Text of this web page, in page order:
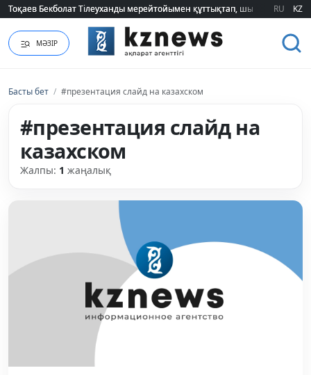
Тоқаев Бекболат Тілеуханды мерейтойымен құттықтап, шығармашылық
Тоқаев Бекболат Тілеуханды мерейтойымен құттықтап, шығармашылық
RU KZ
МӘЗІР
Басты бет / #презентация слайд на казахском
#презентация слайд на
казахском
Жалпы: 1 жаңалық